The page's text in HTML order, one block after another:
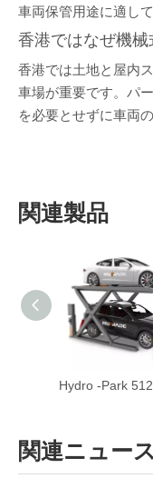
車両保管用途に適して
香港ではなぜ機
香港では土地と屋内
車場が重要です。パ
を必要とせずに車両
関連製品
TPTP -2-傾斜駐車場リフト
関連ニュース